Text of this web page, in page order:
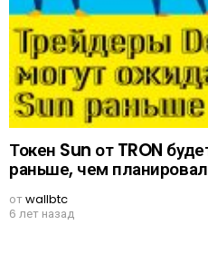
Токен Sun от TRON
раньше, чем
отwallbtc
6 лет назад